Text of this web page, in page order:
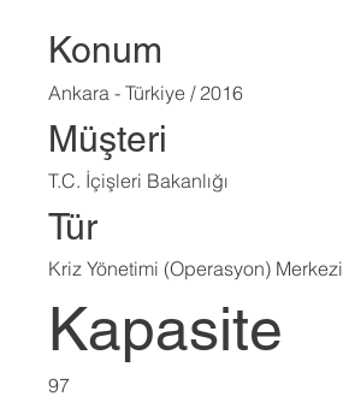
Konum
Ankara - Türkiye / 2016
Müşteri
T.C. İçişleri Bakanlığı
Tür
Kriz Yönetimi (Operasyon) Merkezi
Kapasite
97